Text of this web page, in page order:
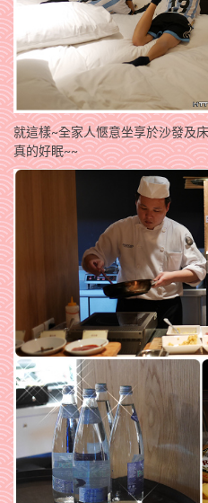
就這樣~全家人愜意坐享於沙發及
真的好眠~~